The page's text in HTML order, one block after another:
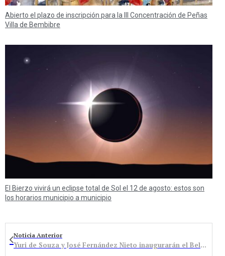
Abierto el plazo de inscripción para la III Concentración de Peñas
Villa de Bembibre
El Bierzo vivirá un eclipse total de Sol el 12 de agosto: estos son
los horarios municipio a municipio
Noticia Anterior
Yuri de Souza y José Fernández Nieto inaugurarán el Belén de Folgoso de la Ribera